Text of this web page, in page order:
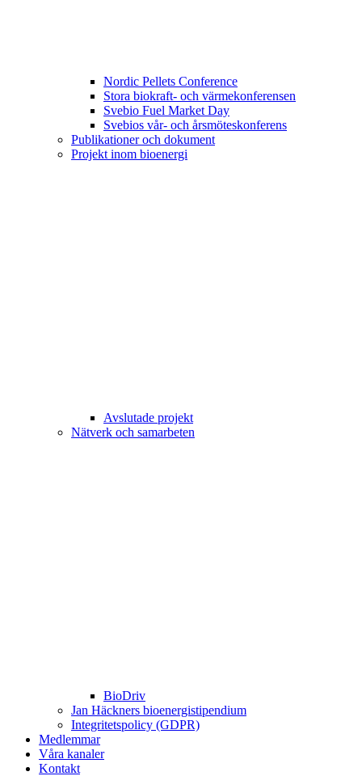
Nordic Pellets Conference
Stora biokraft- och värmekonferensen
Svebio Fuel Market Day
Svebios vår- och årsmöteskonferens
Publikationer och dokument
Projekt inom bioenergi
Avslutade projekt
Nätverk och samarbeten
BioDriv
Jan Häckners bioenergistipendium
Integritetspolicy (GDPR)
Medlemmar
Våra kanaler
Kontakt